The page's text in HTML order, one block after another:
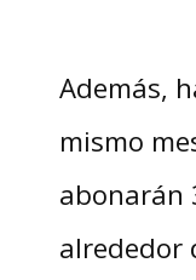
Además,
mismo
abonarán
alrededor